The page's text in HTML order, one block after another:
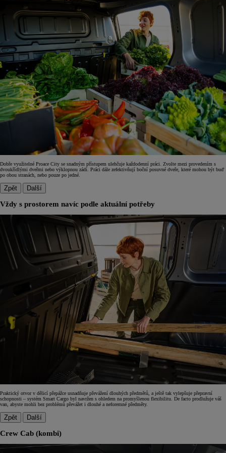
Dobře využitelné Proace City se snadným přístupem ulehčuje každodenní práci. Zvolte mezi provedením s
dvoukřídlými dveřmi nebo výklopnou zádí. Práci dále zefektivňují boční posuvné dveře, které mohou být buď
po obou stranách, nebo pouze po jedné.
Zpět Další
Vždy s prostorem navíc podle aktuální potřeby
Praktický otvor v dělicí přepážce usnadňuje převážení dlouhých předmětů, a ještě tak vylepšuje přepravní
schopnosti – systém Smart Cargo byl navržen s ohledem na promyšlenou flexibilitu. De facto prodlužuje váš
van, abyste mohli bez problémů převážet i dlouhé a neforemné předměty.
Zpět Další
Crew Cab (kombi)